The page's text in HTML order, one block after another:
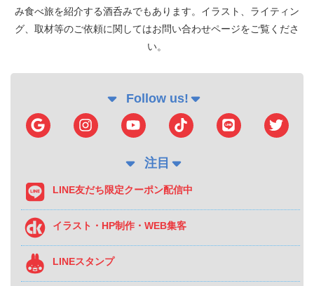
み食べ旅を紹介する酒呑みでもあります。イラスト、ライティン
グ、取材等のご依頼に関してはお問い合わせページをご覧くださ
い。
Follow us!
注目
LINE友だち限定クーポン配信中
イラスト・HP制作・WEB集客
LINEスタンプ